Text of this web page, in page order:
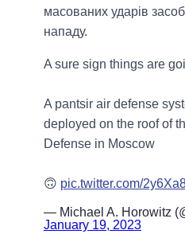
масованих ударів
нападу.
A sure sign things are
A pantsir air defense
deployed on the roof of
Defense in Moscow
🙃 pic.twitter.com/
— Michael A. Horowitz
January 19, 2023